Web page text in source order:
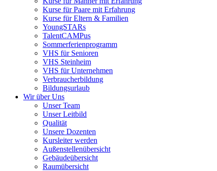
Kurse für Paare mit Erfahrung
Kurse für Eltern & Familien
YoungSTARs
TalentCAMPus
Sommerferienprogramm
VHS für Senioren
VHS Steinheim
VHS für Unternehmen
Verbraucherbildung
Bildungsurlaub
Wir über Uns
Unser Team
Unser Leitbild
Qualität
Unsere Dozenten
Kursleiter werden
Außenstellenübersicht
Gebäudeübersicht
Raumübersicht